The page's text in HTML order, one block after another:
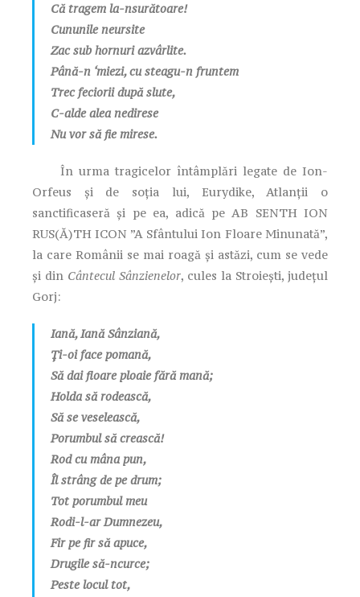
Că tragem la-nsurătoare!
Cununile neursite
Zac sub hornuri azvârlite.
Până-n ‘miezi, cu steagu-n fruntem
Trec feciorii după slute,
C-alde alea nedirese
Nu vor să fie mirese.
În urma tragicelor întâmplări legate de Ion-
Orfeus și de soția lui, Eurydike, Atlanții o
sanctificaseră și pe ea, adică pe AB SENTH ION
RUS(Ă)TH ICON ”A Sfântului Ion Floare Minunată”,
la care Românii se mai roagă și astăzi, cum se vede
și din Cântecul Sânzienelor, cules la Stroiești, județul
Gorj:
Iană, Iană Sânziană,
Ți-oi face pomană,
Să dai floare ploaie fără mană;
Holda să rodească,
Să se veselească,
Porumbul să crească!
Rod cu mâna pun,
Îl strâng de pe drum;
Tot porumbul meu
Rodi-l-ar Dumnezeu,
Fir pe fir să apuce,
Drugile să-ncurce;
Peste locul tot,